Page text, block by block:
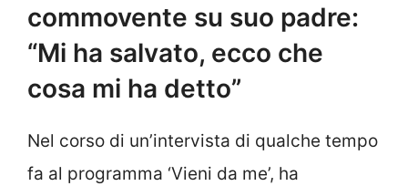
commovente su suo padre:
“Mi ha salvato, ecco che
cosa mi ha detto”
Nel corso di un’intervista di qualche tempo
fa al programma ‘Vieni da me’, ha